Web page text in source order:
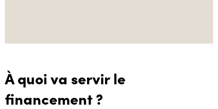
À quoi va servir le
financement ?